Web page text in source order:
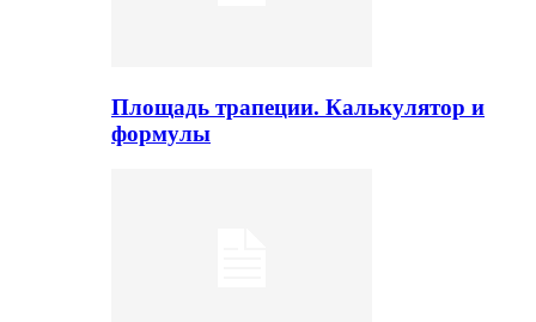
Площадь трапеции. Калькулятор и
формулы